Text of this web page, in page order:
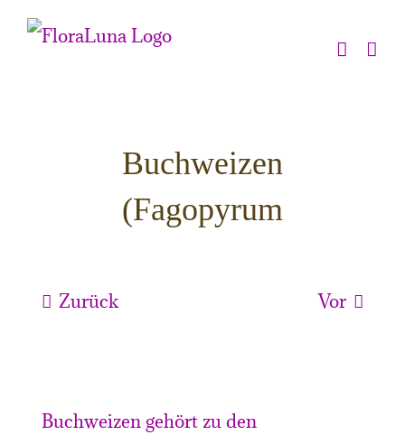
Zum
Buchweizen
(Fagopyrum
Zurück Vor
Buchweizen gehört zu den